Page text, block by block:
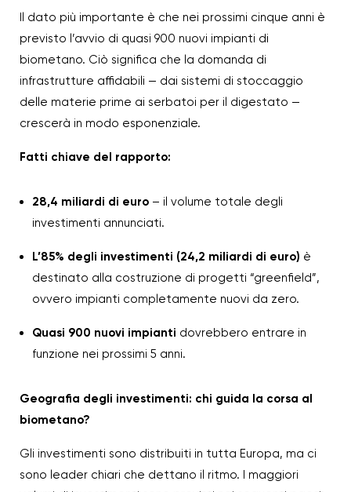
Il dato più importante è che nei prossimi cinque anni è
previsto l’avvio di quasi 900 nuovi impianti di
biometano. Ciò significa che la domanda di
infrastrutture affidabili — dai sistemi di stoccaggio
delle materie prime ai serbatoi per il digestato —
crescerà in modo esponenziale.
Fatti chiave del rapporto:
28,4 miliardi di euro – il volume totale degli
investimenti annunciati.
L’85% degli investimenti (24,2 miliardi di euro) è
destinato alla costruzione di progetti “greenfield”,
ovvero impianti completamente nuovi da zero.
Quasi 900 nuovi impianti dovrebbero entrare in
funzione nei prossimi 5 anni.
Geografia degli investimenti: chi guida la corsa al
biometano?
Gli investimenti sono distribuiti in tutta Europa, ma ci
sono leader chiari che dettano il ritmo. I maggiori